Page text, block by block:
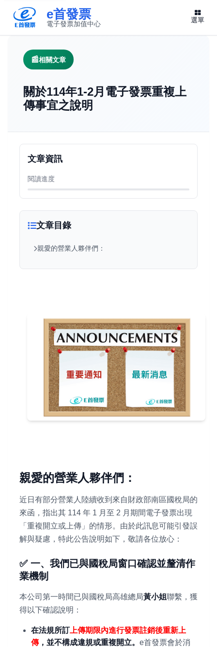
e首發票
電子發票加值中心 選單
相關文章
關於114年1-2月電子發票重複上
傳事宜之說明
文章目錄
親愛的營業人夥伴們：
親愛的營業人夥伴們：
近日有部分營業人陸續收到來自財政部南區國稅局的
來函，指出其 114 年 1 月至 2 月期間電子發票出現
「重複開立或上傳」的情形。由於此訊息可能引發誤
解與疑慮，特此公告說明如下，敬請各位放心：
✅ 一、我們已與國稅局窗口確認並釐清作
業機制
本公司第一時間已與國稅局高雄總局黃小姐聯繫，獲
得以下確認說明：
在法規所訂上傳期限內進行發票註銷後重新上
傳，並不構成違規或重複開立。 e首發票會於消
文章資訊
閱讀進度